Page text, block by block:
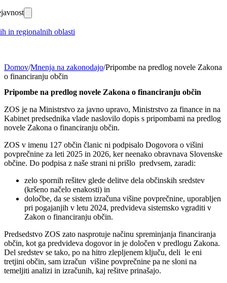
in regionalnih oblasti
Domov/Mnenja na zakonodajo/Pripombe na predlog novele Zakona
o financiranju občin
Pripombe na predlog novele Zakona o financiranju občin
ZOS je na Ministrstvo za javno upravo, Ministrstvo za finance in na
Kabinet predsednika vlade naslovilo dopis s pripombami na predlog
novele Zakona o financiranju občin.
ZOS v imenu 127 občin članic ni podpisalo Dogovora o višini
povprečnine za leti 2025 in 2026, ker neenako obravnava Slovenske
občine. Do podpisa z naše strani ni prišlo predvsem, zaradi:
zelo spornih rešitev glede delitve dela občinskih sredstev
(kršeno načelo enakosti) in
določbe, da se sistem izračuna višine povprečnine, uporabljen
pri pogajanjih v letu 2024, predvideva sistemsko vgraditi v
Zakon o financiranju občin.
Predsedstvo ZOS zato nasprotuje načinu spreminjanja financiranja
občin, kot ga predvideva dogovor in je določen v predlogu Zakona.
Del sredstev se tako, po na hitro zlepljenem ključu, deli le eni
tretjini občin, sam izračun višine povprečnine pa ne sloni na
temeljiti analizi in izračunih, kaj rešitve prinašajo.